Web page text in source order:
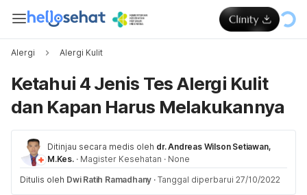
Alergi Alergi Kulit
Ketahui 4 Jenis Tes Alergi Kulit
dan Kapan Harus Melakukannya
Ditinjau secara medis oleh dr. Andreas Wilson Setiawan,
M.Kes. · Magister Kesehatan · None
Ditulis oleh Dwi Ratih Ramadhany · Tanggal diperbarui 27/10/2022